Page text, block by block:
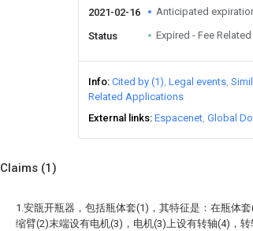
2021-02-16 Anticipated
Status Expired - Fee Related
Info Cited by (1) Legal events
Related Applications
External links Espacenet Global
Claims (1)
1.安瓿开瓶器，包括瓶体套(1)，其特征是：在瓶体
缩臂(2)末端设有电机(3)，电机(3)上设有转轴(4)，